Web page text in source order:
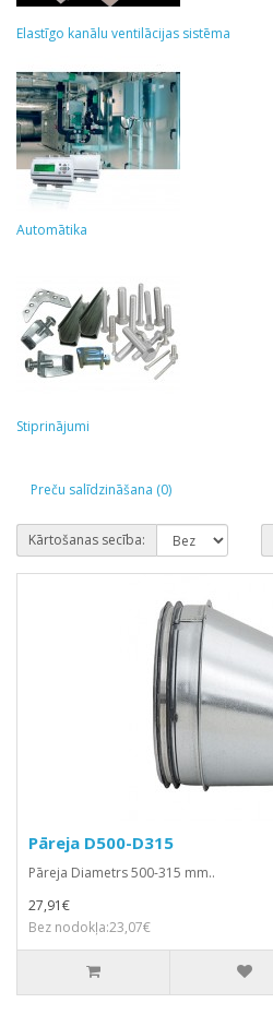
Elastīgo kanālu ventilācijas sistēma
Automātika
Stiprinājumi
Preču salīdzināšana (0)
Kārtošanas secība:
Pāreja D500-D315
Pāreja Diametrs 500-315 mm..
27,91€
Bez nodokļa:23,07€